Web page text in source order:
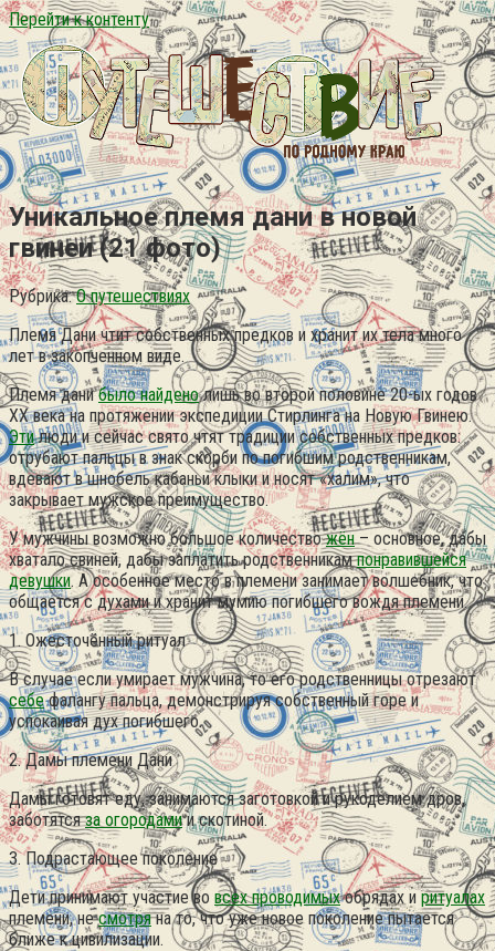
Перейти к контенту
Уникальное племя дани в новой
гвинеи (21 фото)
Рубрика: О путешествиях
Племя Дани чтит собственных предков и хранит их тела много
лет в закопченном виде.
Племя данибыло найденолишь во второй половине 20-ых годов
XX века на протяжении экспедиции Стирлинга на Новую Гвинею.
Этилюди и сейчас свято чтят традиции собственных предков:
отрубают пальцы в знак скорби по погибшим родственникам,
вдевают в шнобель кабаньи клыки и носят «халим», что
закрывает мужское преимущество.
У мужчины возможно большое количествожён– основное, дабы
хватало свиней, дабы заплатить родственникампонравившейся
девушки. А особенное место в племени занимает волшебник, что
общается с духами и хранит мумию погибшего вождя племени.
1. Ожесточённый ритуал
В случае если умирает мужчина, то его родственницы отрезают
себефалангу пальца, демонстрируя собственный горе и
успокаивая дух погибшего.
2. Дамы племени Дани
Дамы готовят еду, занимаются заготовкой и рукоделием дров,
заботятсяза огородамии скотиной.
3. Подрастающее поколение
Дети принимают участие во всех проводимыхобрядах иритуалах
племени, несмотряна то, что уже новое поколение пытается
ближе к цивилизации.